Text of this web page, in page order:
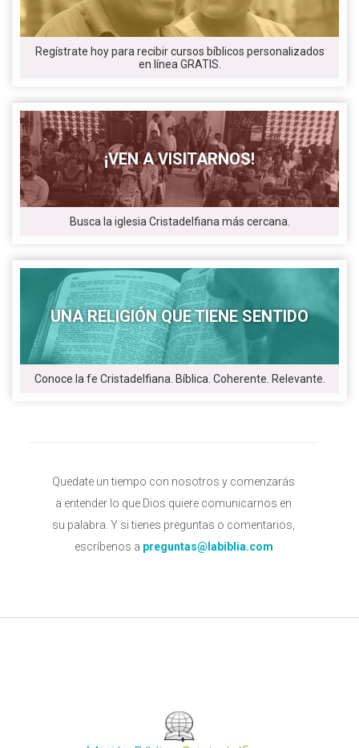
Regístrate hoy para recibir cursos bíblicos personalizados
en línea GRATIS.
¡VEN A VISITARNOS!
Busca la iglesia Cristadelfiana más cercana.
UNA RELIGIÓN QUE TIENE SENTIDO
Conoce la fe Cristadelfiana. Bíblica. Coherente. Relevante.
Quedate un tiempo con nosotros y comenzarás
a entender lo que Dios quiere comunicarnos en
su palabra. Y si tienes preguntas o comentarios,
escríbenos a preguntas@labiblia.com